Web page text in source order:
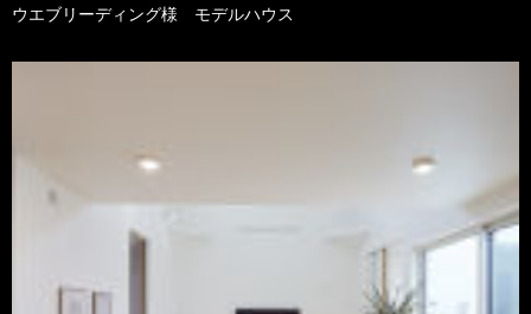
ウエブリーディング様 モデルハウス